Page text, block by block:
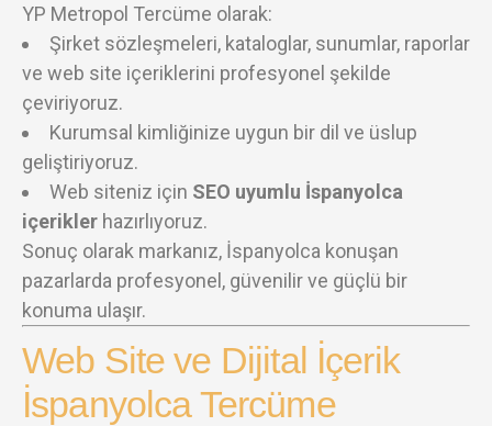
YP Metropol Tercüme olarak:
Şirket sözleşmeleri, kataloglar, sunumlar, raporlar
ve web site içeriklerini profesyonel şekilde
çeviriyoruz.
Kurumsal kimliğinize uygun bir dil ve üslup
geliştiriyoruz.
Web siteniz için SEO uyumlu İspanyolca
içerikler hazırlıyoruz.
Sonuç olarak markanız, İspanyolca konuşan
pazarlarda profesyonel, güvenilir ve güçlü bir
konuma ulaşır.
Web Site ve Dijital İçerik
İspanyolca Tercüme